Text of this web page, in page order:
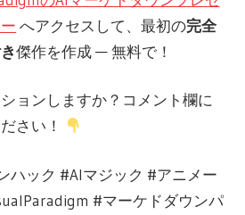
へアクセスして、最初の完全
傑作を作成 — 無料で！
ョンしますか？コメント欄に
さい！
ハック #AIマジック #アニメー
#マーケドダウンパ